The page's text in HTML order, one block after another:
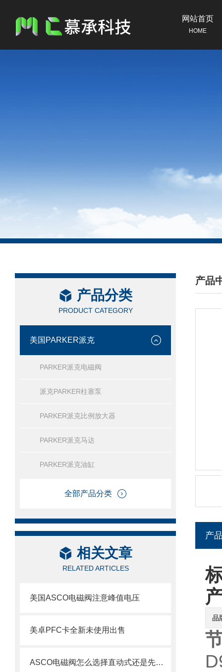
网站首页
HOME
产品分类
PRODUCT CATEGORY
美国PARKER派克
PARKER派克电磁阀
派克PARKER柱塞泵
PARKER派克比例放大器
PARKER派克马达
PARKER派克油缸
全部产品分类
相关文章
RELATED ARTICLES
美国ASCO电磁阀注意峰值电压
美卓PFC卡全新未使用出售
ASCO电磁阀怎么选择直动式还是先导式？
产品
/
产
品